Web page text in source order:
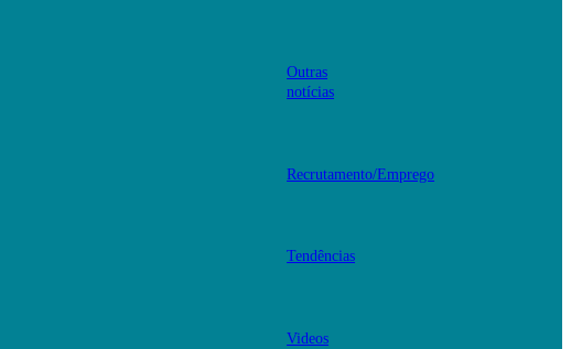
Outras
notícias
Recrutamento/Emprego
Tendências
Videos